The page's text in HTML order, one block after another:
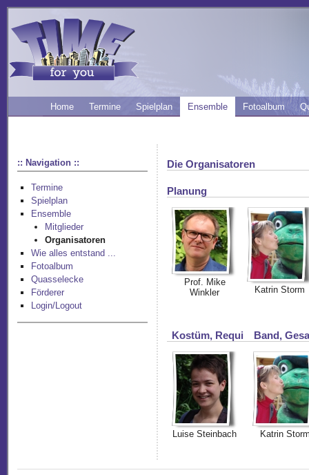
Home Termine Spielplan Ensemble Fotoalbum
:: Navigation ::
Termine
Spielplan
Ensemble
Mitglieder
Organisatoren
Wie alles entstand ...
Fotoalbum
Quasselecke
Förderer
Login/Logout
Die Organisatoren
Planung
Prof. Mike
Winkler
Katrin Storm
Kostüm, Requi
Luise Steinbach
Band,
Katrin